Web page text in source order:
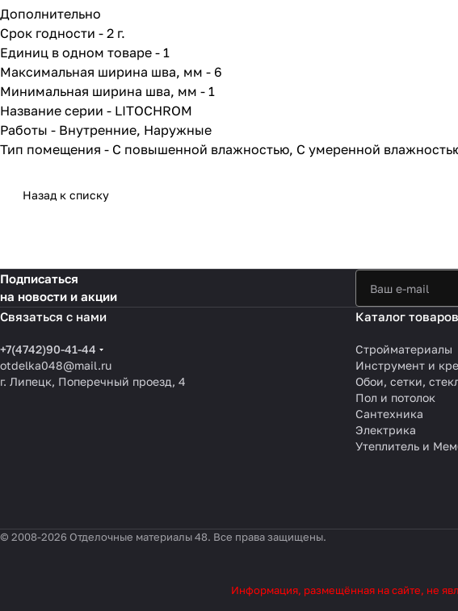
Дополнительно
Срок годности - 2 г.
Единиц в одном товаре - 1
Максимальная ширина шва, мм - 6
Минимальная ширина шва, мм - 1
Название серии - LITOCHROM
Работы - Внутренние, Наружные
Тип помещения - С повышенной влажностью, С умеренной
Назад к списку
Подписаться
на новости и акции
Связаться с нами
+7(4742)90-41-44
otdelka048@mail.ru
г. Липецк, Поперечный проезд, 4
Каталог товаров
Стройматериалы
Инструмент и
Обои, сетки,
Пол и потолок
Сантехника
Электрика
Утеплитель и
© 2008-2026 Отделочные материалы 48. Все права защищены.
Информация, размещённая на сайте, не